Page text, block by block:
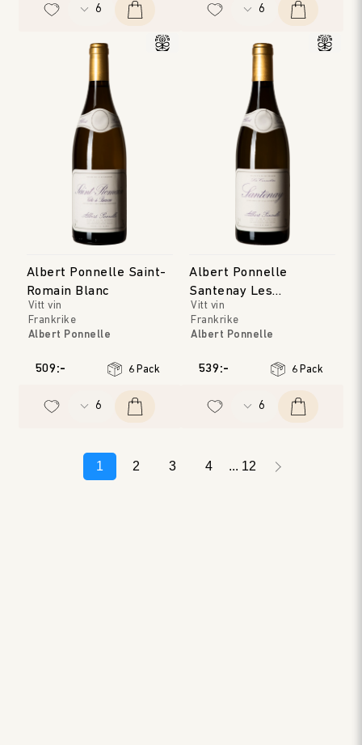
Albert Ponnelle Saint-
Romain Blanc
Vitt vin
Frankrike
Albert Ponnelle
509:- 6 Pack
Albert Ponnelle
Santenay Les
Carmélites
Vitt vin
Frankrike
Albert Ponnelle
539:- 6 Pack
1 2 3 4 12